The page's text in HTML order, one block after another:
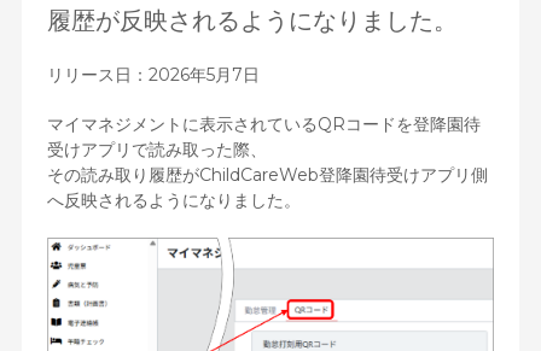
履歴が反映されるようになりました。
リリース日：2026年5月7日
マイマネジメントに表示されているQRコードを登降園待
受けアプリで読み取った際、
その読み取り履歴がChildCareWeb登降園待受けアプリ側
へ反映されるようになりました。